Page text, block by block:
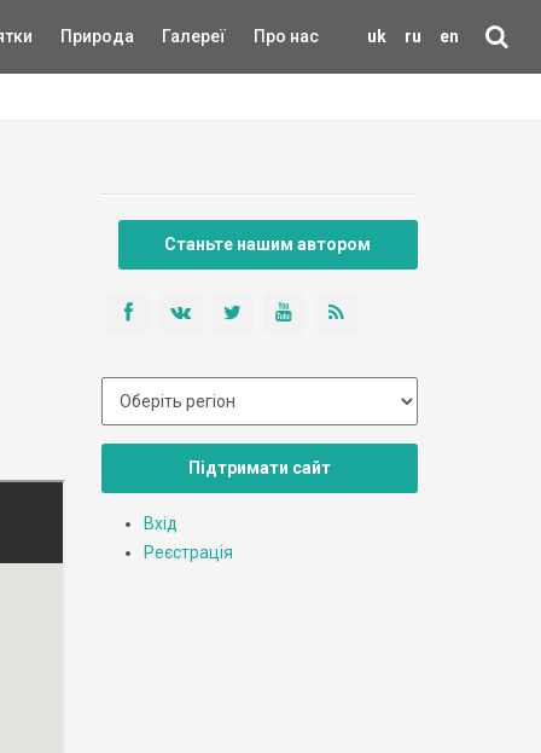
uk ru en
Природа Галереї Про нас
Станьте нашим автором
Підтримати сайт
Вхід
Реєстрація